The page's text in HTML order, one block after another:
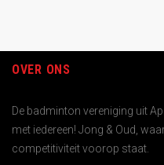
OVER ONS
De badminton vereniging uit
met iedereen! Jong & Oud,
competitiviteit voorop staat.